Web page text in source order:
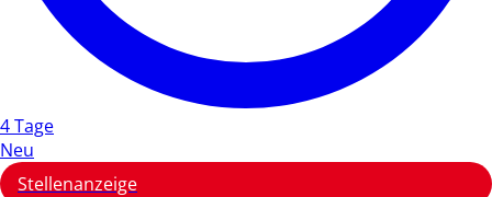
4 Tage
Neu
Stellenanzeige